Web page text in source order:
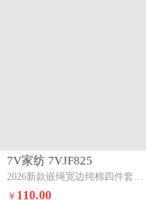
7V家纺 7VJF825
2026新款嵌绳宽边纯棉四件套13376全棉小清新喷气宽幅长绒棉被套床单床笠套件安夏
￥ 110.00